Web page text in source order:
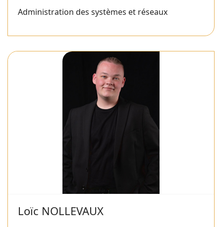
Administration des systèmes et réseaux
Loïc NOLLEVAUX